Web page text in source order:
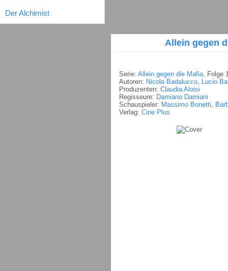
Der Alchimist
Allein gegen
Serie: Allein gegen die Mafia, Folge
Autoren: Nicola Badalucco, Lucio
Produzenten: Claudia Aloisi
Regisseure: Damiano Damiani
Schauspieler: Massimo Bonetti,
Verlag: Cine Plus